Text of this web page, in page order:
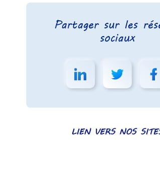
Partager sur les
sociaux
LIEN VERS NOS